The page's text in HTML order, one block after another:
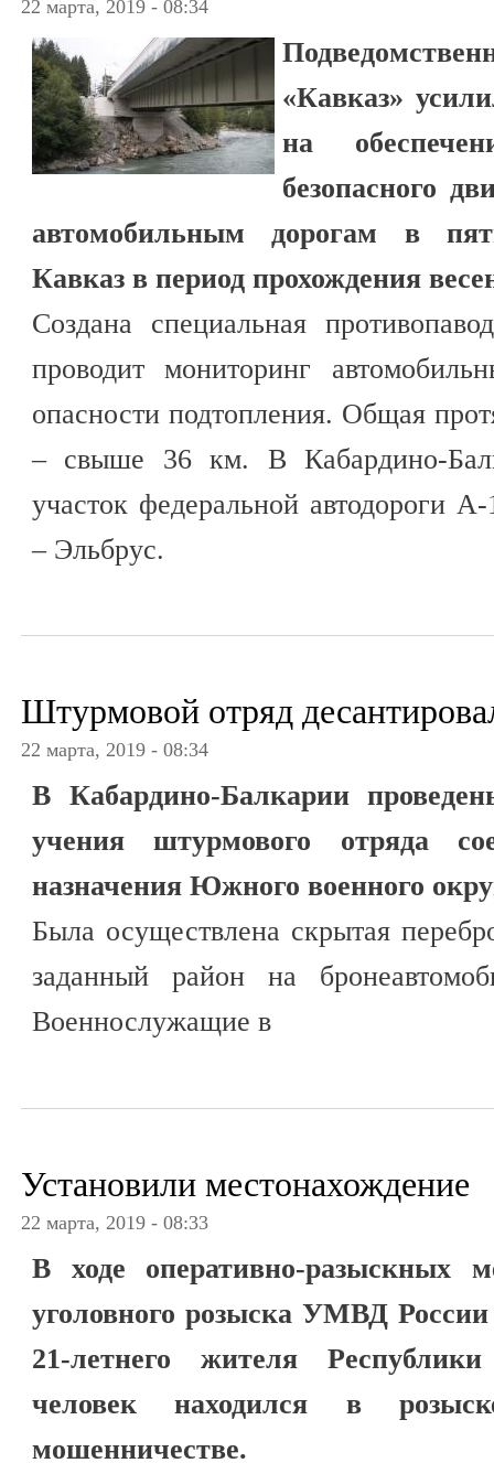
22 марта, 2019 - 08:34
«Кавказ»
на
безопасного
автомобильным дорогам в
Кавказ в период прохождения
Создана специальная
проводит мониторинг
опасности подтопления. Общая
– свыше 36 км. В Кабардино-
участок федеральной автодороги
– Эльбрус.
Штурмовой отряд
22 марта, 2019 - 08:34
В Кабардино-Балкарии
учения штурмового отряда
назначения Южного военного
Была осуществлена скрытая
заданный район на
Военнослужащие в
Установили местонахождение
22 марта, 2019 - 08:33
В ходе оперативно-разыскных
уголовного розыска УМВД
21-летнего жителя
человек находился в
мошенничестве.